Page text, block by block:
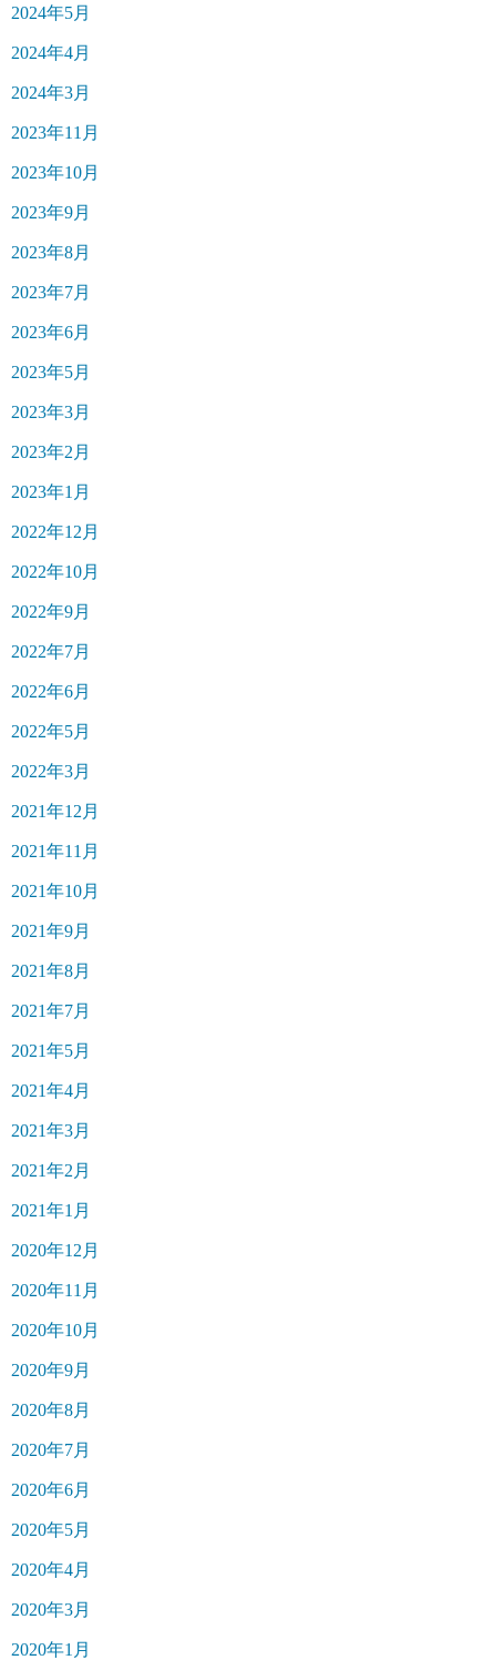
2024年5月
2024年4月
2024年3月
2023年11月
2023年10月
2023年9月
2023年8月
2023年7月
2023年6月
2023年5月
2023年3月
2023年2月
2023年1月
2022年12月
2022年10月
2022年9月
2022年7月
2022年6月
2022年5月
2022年3月
2021年12月
2021年11月
2021年10月
2021年9月
2021年8月
2021年7月
2021年5月
2021年4月
2021年3月
2021年2月
2021年1月
2020年12月
2020年11月
2020年10月
2020年9月
2020年8月
2020年7月
2020年6月
2020年5月
2020年4月
2020年3月
2020年1月